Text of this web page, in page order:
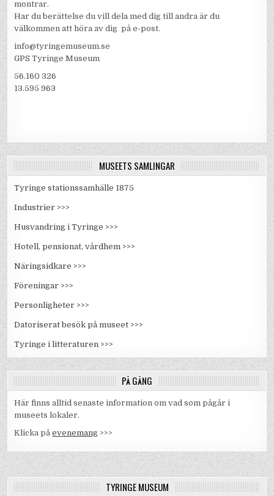
montrar.
Har du berättelse du vill dela med dig till andra är du
välkommen att höra av dig på e-post.
info@tyringemuseum.se
GPS Tyringe Museum
56.160 326
13.595 963
MUSEETS SAMLINGAR
Tyringe stationssamhälle 1875
Industrier >>>
Husvandring i Tyringe >>>
Hotell, pensionat, vårdhem >>>
Näringsidkare >>>
Föreningar >>>
Personligheter >>>
Datoriserat besök på museet >>>
Tyringe i litteraturen >>>
PÅ GÅNG
Här finns alltid senaste information om vad som pågår i
museets lokaler.
Klicka påevenemang >>>
TYRINGE MUSEUM